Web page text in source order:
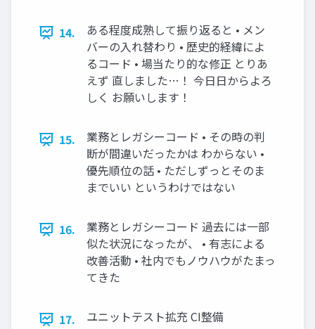
14.
ある程度成熟して振り返ると • メン
バーの入れ替わり • 歴史的経緯によ
るコード • 場当たり的な修正 とりあ
えず 直しました…！ 今⽇日からよろ
しく お願いします！
15.
業務とレガシーコード • その時の判
断が間違いだったかは わからない •
優先順位の話 • ただしずっとそのま
までいい というわけではない
16.
業務とレガシーコード 過去には一部
似た状況になったが、 • 有志による
改善活動 • 社内でもノウハウがたまっ
てきた
17. ユニットテスト拡充 CI整備